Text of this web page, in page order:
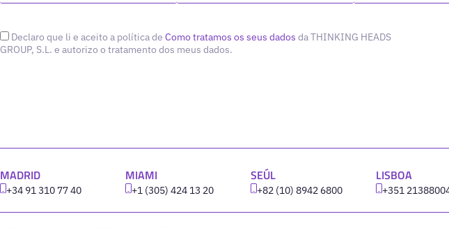
Declaro que li e aceito a política de Como tratamos os seus dados da THINKING HEADS
GROUP, S.L. e autorizo o tratamento dos meus dados.
MADRID
+34 91 310 77 40
MIAMI
+1 (305) 424 13 20
SEÚL
+82 (10) 8942 6800
LISBOA
‪+351